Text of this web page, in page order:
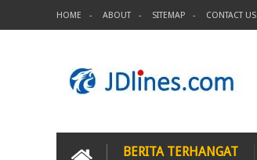
HOME ABOUT SITEMAP CONTACT US
BERITA TERHANGAT